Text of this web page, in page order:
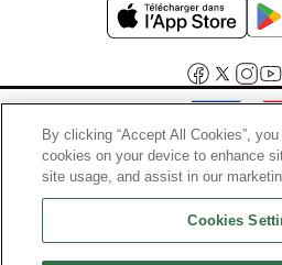
Interdiction de vente de boissons
moins de 18
La preuve de majorité de l'acheteur est
By clicking “Accept All Cookies”,
cookies on your device to enhance
site usage, and assist in our
Cookies